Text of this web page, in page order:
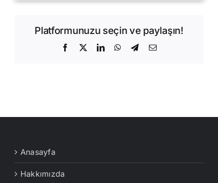
Platformunuzu seçin ve paylaşın!
Facebook
X LinkedInWhatsApp
Telegram
E-
Anasayfa
Hakkımızda